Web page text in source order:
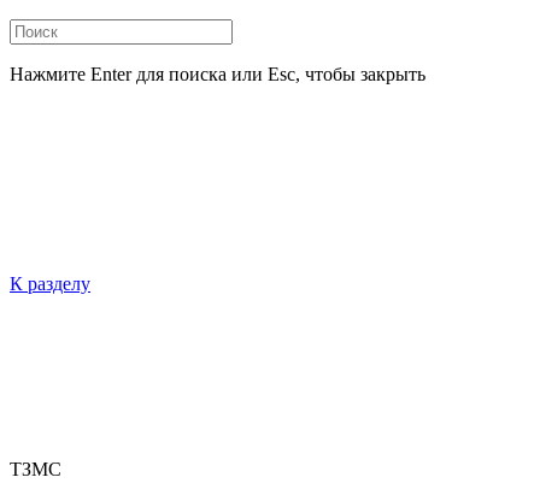
Нажмите Enter для поиска или Esc, чтобы закрыть
К разделу
ТЗМС